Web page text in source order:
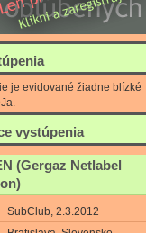
je evidované žiadne blízké
vystúpenia
(Gergaz Netlabel
SubClub, 2.3.2012